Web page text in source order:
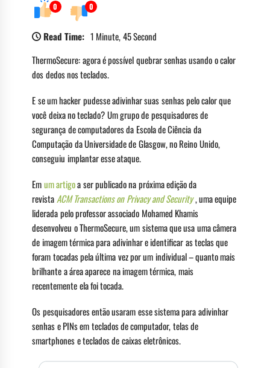
0 0
Read Time: 1 Minute, 45 Second
ThermoSecure: agora é possível quebrar senhas usando o calor
dos dedos nos teclados.
E se um hacker pudesse adivinhar suas senhas pelo calor que
você deixa no teclado? Um grupo de pesquisadores de
segurança de computadores da Escola de Ciência da
Computação da Universidade de Glasgow, no Reino Unido,
conseguiu implantar esse ataque.
Emum artigoa ser publicado na próxima edição da
revista ACM Transactions on Privacy and Security, uma equipe
liderada pelo professor associado Mohamed Khamis
desenvolveu o ThermoSecure, um sistema que usa uma câmera
de imagem térmica para adivinhar e identificar as teclas que
foram tocadas pela última vez por um individual – quanto mais
brilhante a área aparece na imagem térmica, mais
recentemente ela foi tocada.
Os pesquisadores então usaram esse sistema para adivinhar
senhas e PINs em teclados de computador, telas de
smartphones e teclados de caixas eletrônicos.